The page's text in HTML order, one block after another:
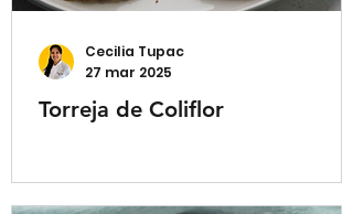
Torreja de Coliflor
Cecilia Tupac
27 mar 2025